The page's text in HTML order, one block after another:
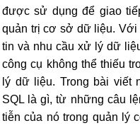
được sử dụng để giao
quản trị cơ sở dữ liệu. Với
tin và nhu cầu xử lý dữ
công cụ không thể thiếu
lý dữ liệu. Trong bài viết
SQL là gì, từ những câu
tiễn của nó trong quản lý